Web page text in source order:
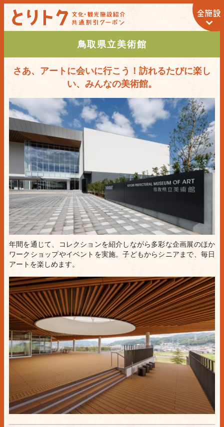
鳥取県立美術館
さあ、アートに会いに行こう！訪れるたびに楽し
い、みんなの美術館。
年間を通じて、コレクションを紹介しながら多彩な企画展のほか
ワークショップやイベントを実施。子どもからシニアまで、毎日
アートを楽しめます。